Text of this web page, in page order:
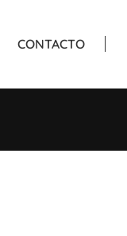
CONTACTO